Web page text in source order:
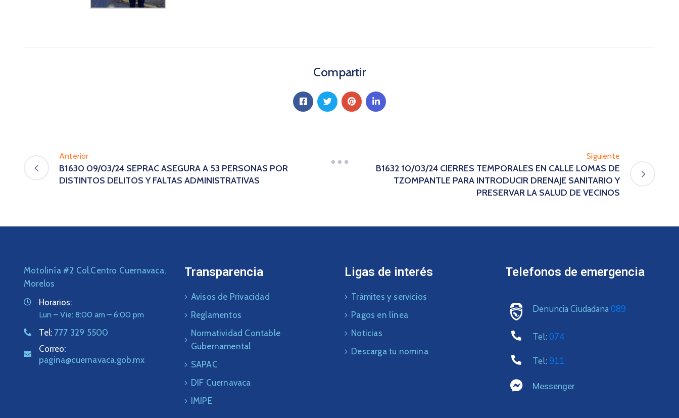
Compartir
Anterior
B1630 09/03/24 SEPRAC ASEGURA A 53 PERSONAS POR
DISTINTOS DELITOS Y FALTAS ADMINISTRATIVAS
Siguiente
B1632 10/03/24 CIERRES TEMPORALES EN CALLE LOMAS DE
TZOMPANTLE PARA INTRODUCIR DRENAJE SANITARIO Y
PRESERVAR LA SALUD DE VECINOS
Motolinía #2 Col.Centro Cuernavaca,
Morelos
Horarios:
Lun – Vie: 8:00 am – 6:00 pm
Tel: 777 329 5500
Correo:
pagina@cuernavaca.gob.mx
Transparencia
Avisos de Privacidad
Reglamentos
Normatividad Contable
Gubernamental
SAPAC
DIF Cuernavaca
IMIPE
Ligas de interés
Trámites y servicios
Pagos en línea
Noticias
Descarga tu nomina
Telefonos de emergencia
Denuncia Ciudadana 089
Tel: 074
Tel: 911
Messenger